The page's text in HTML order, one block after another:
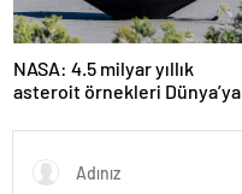
NASA: 4.5 milyar yıllık
asteroit örnekleri Dünya’ya
başlangıcına ışık tutabilir